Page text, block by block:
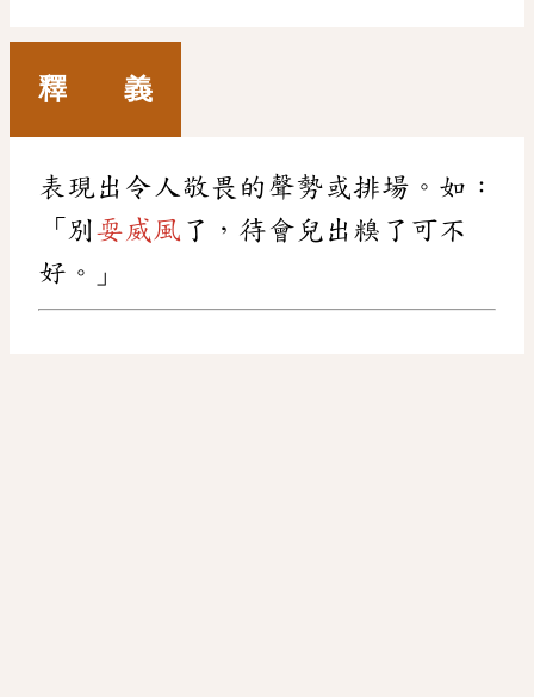
釋 義
表現出令人敬畏的聲勢或排場。如：
「別耍威風 了，待會兒出糗了可不
好。」